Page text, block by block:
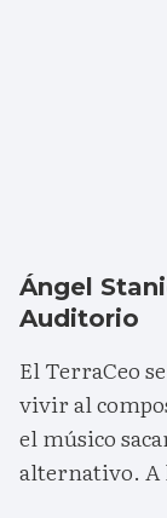
Ángel
Auditorio
El TerraCeo
vivir al
el músico
alternativo. A